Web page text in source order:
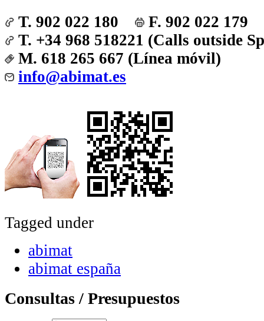
T. 902 022 180
F. 902 022 179
T. +34 968 518221 (Calls outside
M. 618 265 667 (Línea móvil)
info@abimat.es
Tagged under
abimat
abimat españa
Consultas / Presupuestos